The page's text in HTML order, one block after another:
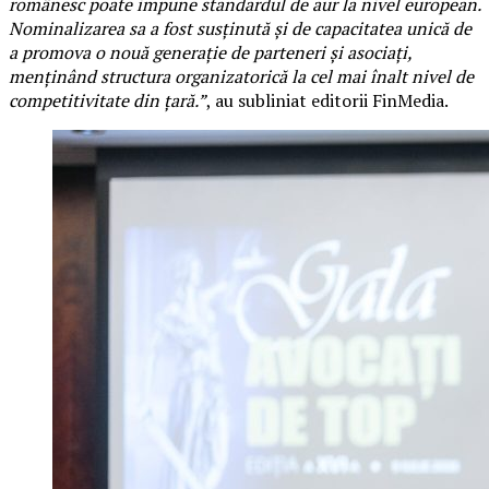
Nominalizarea sa a fost susținută și de capacitatea unică de
a promova o nouă generație de parteneri și asociați,
menținând structura organizatorică la cel mai înalt nivel de
competitivitate din țară.”, au subliniat editorii FinMedia.